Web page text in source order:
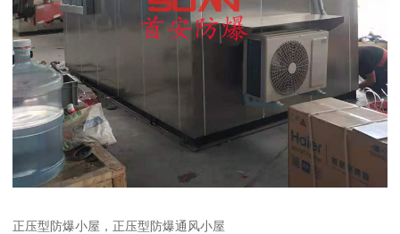
正压型防爆小屋，正压型防爆通风小屋